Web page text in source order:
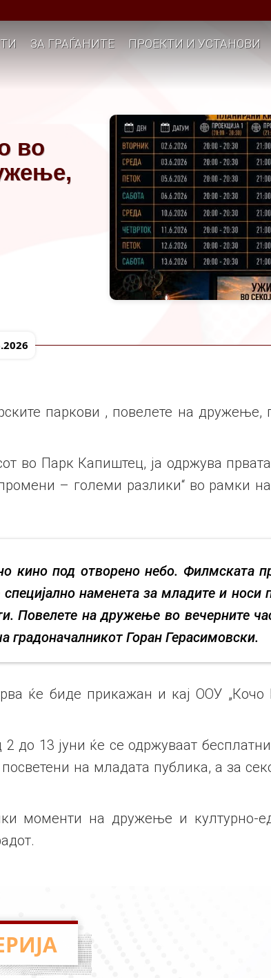
ЗА ГРАЃАНИТЕ ПРОЕКТИ И УСТАНОВИ
во
паркови , повелете на дружење,
во Парк Капиштец, ја одржува
– големи разлики“ во рамки
кино под отворено небо. Филмската
наменета за младите и носи
Повелете на дружење во вечерните
градоначалникот Горан Герасимовски.
ќе биде прикажан и кај ООУ „Кочо
до 13 јуни ќе се одржуваат
на младата публика, а за
моменти на дружење и културно-